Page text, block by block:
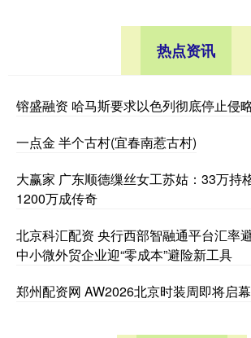
热点资讯
镕盛融资 哈马斯要求以色列彻底停止侵
一点金 半个古村(宜春南惹古村)
大赢家 广东顺德缫丝女工苏姑：33万持
1200万成传奇
北京科汇配资 央行西部智融通平台汇率
中小微外贸企业迎“零成本”避险新工具
郑州配资网 AW2026北京时装周即将启